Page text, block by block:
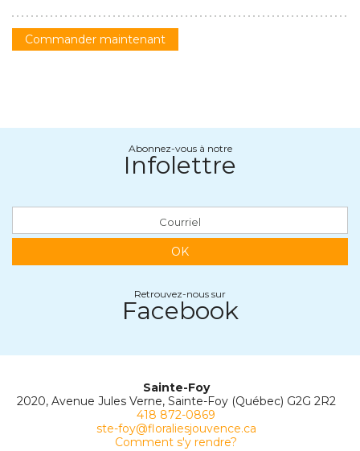
Commander maintenant
Abonnez-vous à notre
Infolettre
OK
Retrouvez-nous sur
Facebook
Sainte-Foy
2020, Avenue Jules Verne, Sainte-Foy (Québec) G2G 2R2
418 872-0869
ste-foy@floraliesjouvence.ca
Comment s'y rendre?